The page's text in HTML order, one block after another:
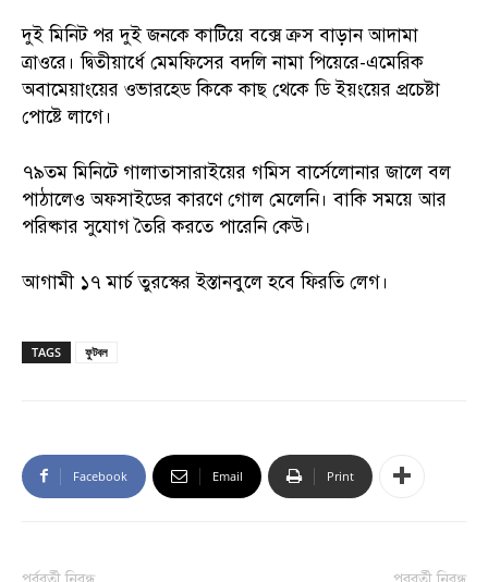
দুই মিনিট পর দুই জনকে কাটিয়ে বক্সে ক্রস বাড়ান আদামা
ত্রাওরে। দ্বিতীয়ার্ধে মেমফিসের বদলি নামা পিয়েরে-এমেরিক
অবামেয়াংয়ের ওভারহেড কিকে কাছ থেকে ডি ইয়ংয়ের প্রচেষ্টা
পোষ্টে লাগে।
৭৯তম মিনিটে গালাতাসারাইয়ের গমিস বার্সেলোনার জালে বল
পাঠালেও অফসাইডের কারণে গোল মেলেনি। বাকি সময়ে আর
পরিষ্কার সুযোগ তৈরি করতে পারেনি কেউ।
আগামী ১৭ মার্চ তুরস্কের ইস্তানবুলে হবে ফিরতি লেগ।
TAGS ফুটবল
Facebook Email Print